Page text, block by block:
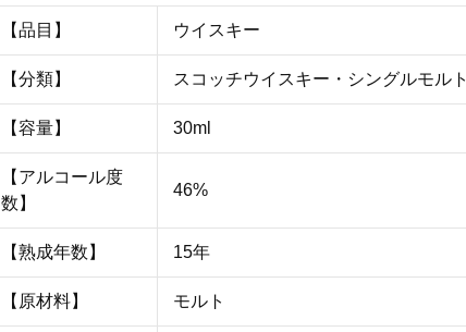
【品目】 ウイスキー
【分類】 スコッチウイスキー・シングルモルト
【容量】 30ml
【アルコール度
数】
46%
【熟成年数】 15年
【原材料】 モルト